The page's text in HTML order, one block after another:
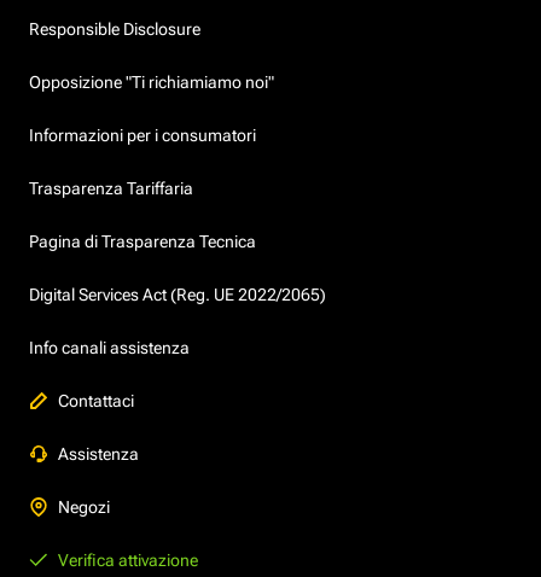
Responsible Disclosure
Opposizione "Ti richiamiamo noi"
Informazioni per i consumatori
Trasparenza Tariffaria
Pagina di Trasparenza Tecnica
Digital Services Act (Reg. UE 2022/2065)
Info canali assistenza
Contattaci
Assistenza
Negozi
Verifica attivazione